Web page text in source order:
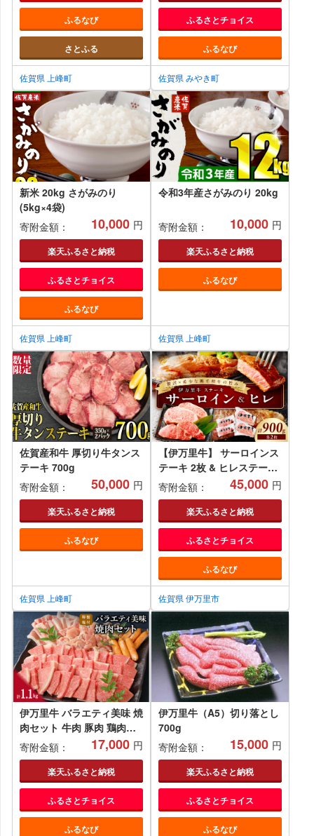
ふるなび
さとふる
佐賀県 上峰町
ふるさとチョイス
ふるなび
佐賀県 みやき町
新米 20kg さがみのり
(5kg×4袋)
寄附金額：
10,000 円
楽天ふるさと納税
ふるさとチョイス
ふるなび
佐賀県 上峰町
令和3年産さがみのり 20kg
寄附金額： 10,000 円
楽天ふるさと納税
ふるなび
佐賀県 上峰町
佐賀産和牛 厚切り牛タンス
テーキ 700g
寄附金額：
50,000 円
楽天ふるさと納税
ふるなび
佐賀県 上峰町
【伊万里牛】 サーロインス
テーキ 2枚 & ヒレステーキ
2枚 001-J495
寄附金額： 45,000 円
楽天ふるさと納税
ふるさとチョイス
ふるなび
佐賀県 伊万里市
伊万里牛 バラエティ美味 焼
肉セット 牛肉 豚肉 鶏肉
1.1kg 006-J298
寄附金額： 17,000 円
楽天ふるさと納税
ふるさとチョイス
ふるなび
伊万里牛（A5）切り落とし
700g
寄附金額：
15,000 円
楽天ふるさと納税
ふるさとチョイス
ふるなび